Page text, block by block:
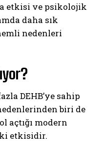
etkisi ve psikolojik
daha sık
nedenleri
DEHB’ye sahip
biri de
açtığı modern
etkisidir.